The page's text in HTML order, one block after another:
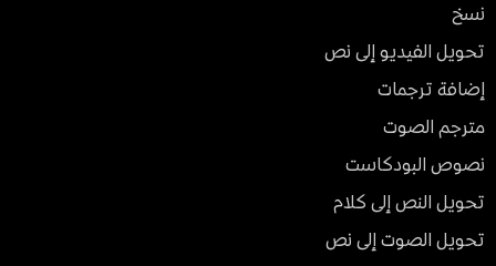
نسخ
تحويل الفيديو إلى نص
إضافة ترجمات
مترجم الصوت
نصوص البودكاست
تحويل النص إلى كلام
تحويل الصوت إلى نص